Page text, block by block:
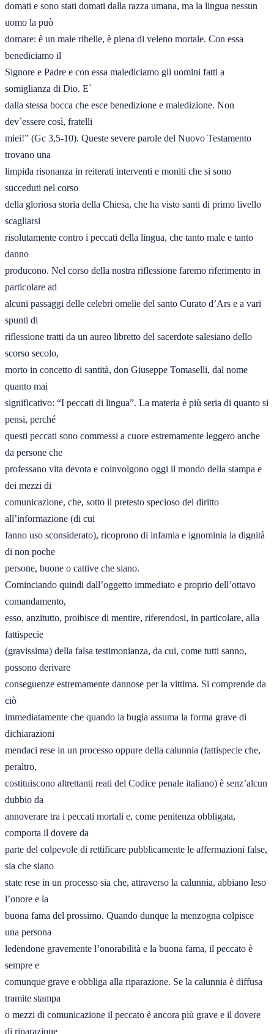
domati e sono stati domati dalla razza umana, ma la lingua nessun
uomo la può
domare: è un male ribelle, è piena di veleno mortale. Con essa
benediciamo il
Signore e Padre e con essa malediciamo gli uomini fatti a
somiglianza di Dio. E`
dalla stessa bocca che esce benedizione e maledizione. Non
dev`essere così, fratelli
miei!” (Gc 3,5-10). Queste severe parole del Nuovo Testamento
trovano una
limpida risonanza in reiterati interventi e moniti che si sono
succeduti nel corso
della gloriosa storia della Chiesa, che ha visto santi di primo livello
scagliarsi
risolutamente contro i peccati della lingua, che tanto male e tanto
danno
producono. Nel corso della nostra riflessione faremo riferimento in
particolare ad
alcuni passaggi delle celebri omelie del santo Curato d’Ars e a vari
spunti di
riflessione tratti da un aureo libretto del sacerdote salesiano dello
scorso secolo,
morto in concetto di santità, don Giuseppe Tomaselli, dal nome
quanto mai
significativo: “I peccati di lingua”. La materia è più seria di quanto si
pensi, perché
questi peccati sono commessi a cuore estremamente leggero anche
da persone che
professano vita devota e coinvolgono oggi il mondo della stampa e
dei mezzi di
comunicazione, che, sotto il pretesto specioso del diritto
all’informazione (di cui
fanno uso sconsiderato), ricoprono di infamia e ignominia la dignità
di non poche
persone, buone o cattive che siano.
Cominciando quindi dall’oggetto immediato e proprio dell’ottavo
comandamento,
esso, anzitutto, proibisce di mentire, riferendosi, in particolare, alla
fattispecie
(gravissima) della falsa testimonianza, da cui, come tutti sanno,
possono derivare
conseguenze estremamente dannose per la vittima. Si comprende da
ciò
immediatamente che quando la bugia assuma la forma grave di
dichiarazioni
mendaci rese in un processo oppure della calunnia (fattispecie che,
peraltro,
costituiscono altrettanti reati del Codice penale italiano) è senz’alcun
dubbio da
annoverare tra i peccati mortali e, come penitenza obbligata,
comporta il dovere da
parte del colpevole di rettificare pubblicamente le affermazioni false,
sia che siano
state rese in un processo sia che, attraverso la calunnia, abbiano leso
l’onore e la
buona fama del prossimo. Quando dunque la menzogna colpisce
una persona
ledendone gravemente l’onorabilità e la buona fama, il peccato è
sempre e
comunque grave e obbliga alla riparazione. Se la calunnia è diffusa
tramite stampa
o mezzi di comunicazione il peccato è ancora più grave e il dovere
di riparazione